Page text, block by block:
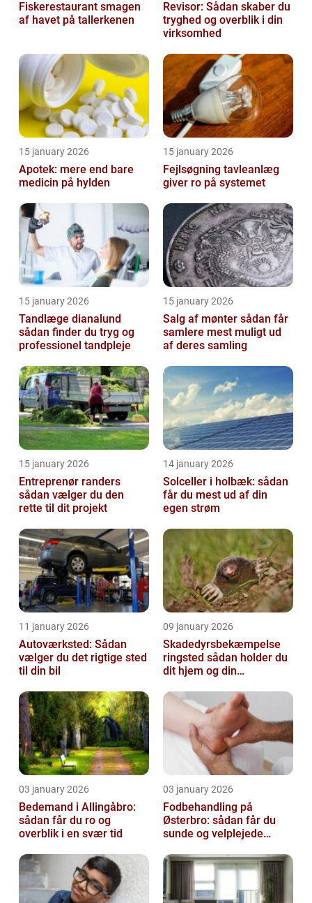
Fiskerestaurant smagen
af havet på tallerkenen
Revisor: Sådan skaber du
tryghed og overblik i din
virksomhed
15 january 2026
Apotek: mere end bare
medicin på hylden
15 january 2026
Fejlsøgning tavleanlæg
giver ro på systemet
15 january 2026
Tandlæge dianalund
sådan finder du tryg og
professionel tandpleje
15 january 2026
Salg af mønter sådan får
samlere mest muligt ud
af deres samling
15 january 2026
Entreprenør randers
sådan vælger du den
rette til dit projekt
14 january 2026
Solceller i holbæk: sådan
får du mest ud af din
egen strøm
11 january 2026
Autoværksted: Sådan
vælger du det rigtige sted
til din bil
09 january 2026
Skadedyrsbekæmpelse
ringsted sådan holder du
dit hjem og din
gæster
03 january 2026
Bedemand i Allingåbro:
sådan får du ro og
overblik i en svær tid
03 january 2026
Fodbehandling på
Østerbro: sådan får du
sunde og velplejede